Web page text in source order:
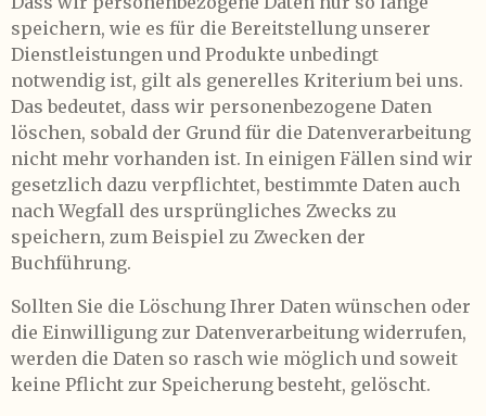
speichern, wie es für die Bereitstellung unserer
Dienstleistungen und Produkte unbedingt
notwendig ist, gilt als generelles Kriterium bei uns.
Das bedeutet, dass wir personenbezogene Daten
löschen, sobald der Grund für die Datenverarbeitung
nicht mehr vorhanden ist. In einigen Fällen sind wir
gesetzlich dazu verpflichtet, bestimmte Daten auch
nach Wegfall des ursprüngliches Zwecks zu
speichern, zum Beispiel zu Zwecken der
Buchführung.
Sollten Sie die Löschung Ihrer Daten wünschen oder
die Einwilligung zur Datenverarbeitung widerrufen,
werden die Daten so rasch wie möglich und soweit
keine Pflicht zur Speicherung besteht, gelöscht.